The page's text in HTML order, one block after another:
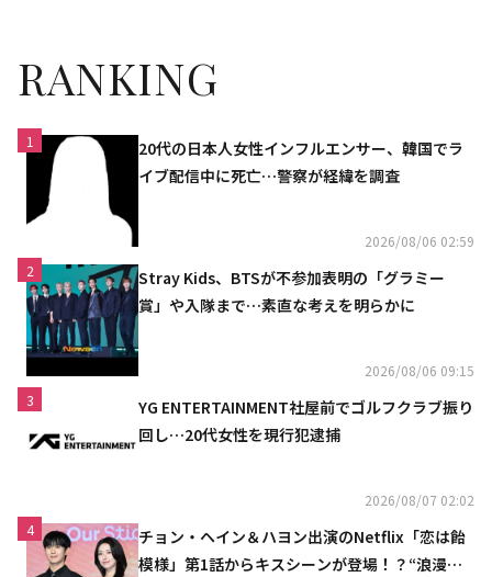
RANKING
1
20代の日本人女性インフルエンサー、韓国でラ
イブ配信中に死亡…警察が経緯を調査
2026/08/06 02:59
2
Stray Kids、BTSが不参加表明の「グラミー
賞」や入隊まで…素直な考えを明らかに
2026/08/06 09:15
3
YG ENTERTAINMENT社屋前でゴルフクラブ振り
回し…20代女性を現行犯逮捕
2026/08/07 02:02
4
チョン・ヘイン＆ハヨン出演のNetflix「恋は飴
模様」第1話からキスシーンが登場！？“浪漫と